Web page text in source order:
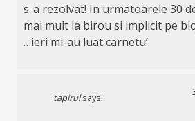
s-a rezolvat! In urmatoarele 30
mai mult la birou si implicit pe
…ieri mi-au luat carnetu’.
tapirul says: